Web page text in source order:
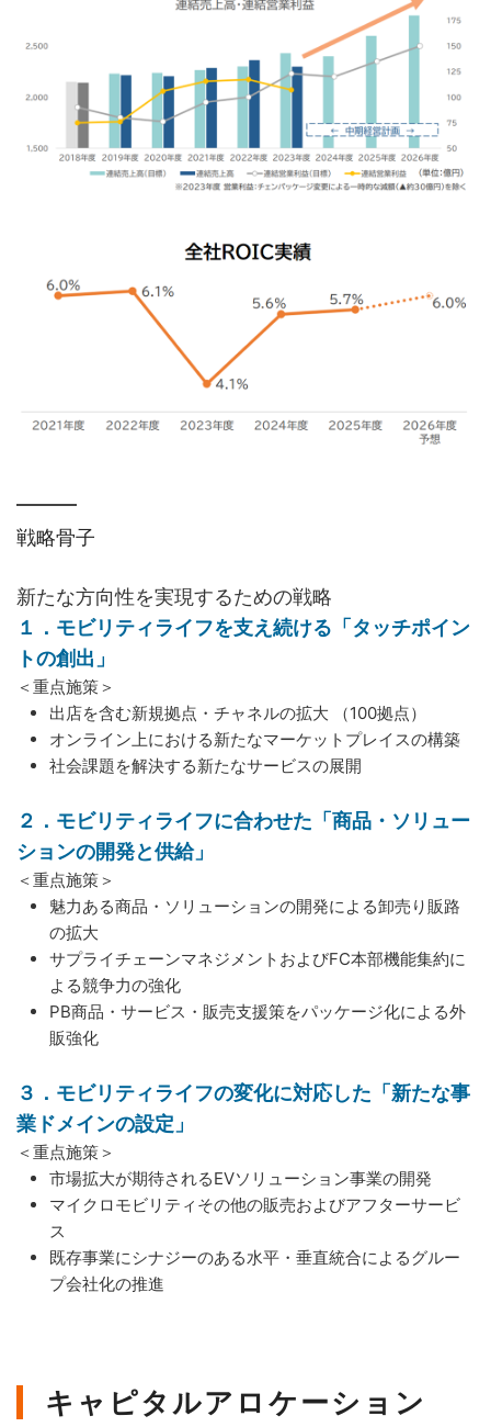
戦略骨子
新たな方向性を実現するための戦略
１．モビリティライフを支え続ける「タッチポイン
トの創出」
＜重点施策＞
出店を含む新規拠点・チャネルの拡大 （100拠点）
オンライン上における新たなマーケットプレイスの構築
社会課題を解決する新たなサービスの展開
２．モビリティライフに合わせた「商品・ソリュー
ションの開発と供給」
＜重点施策＞
魅力ある商品・ソリューションの開発による卸売り販路
の拡大
サプライチェーンマネジメントおよびFC本部機能集約に
よる競争力の強化
PB商品・サービス・販売支援策をパッケージ化による外
販強化
３．モビリティライフの変化に対応した「新たな事
業ドメインの設定」
＜重点施策＞
市場拡大が期待されるEVソリューション事業の開発
マイクロモビリティその他の販売およびアフターサービ
ス
既存事業にシナジーのある水平・垂直統合によるグルー
プ会社化の推進
キャピタルアロケーション